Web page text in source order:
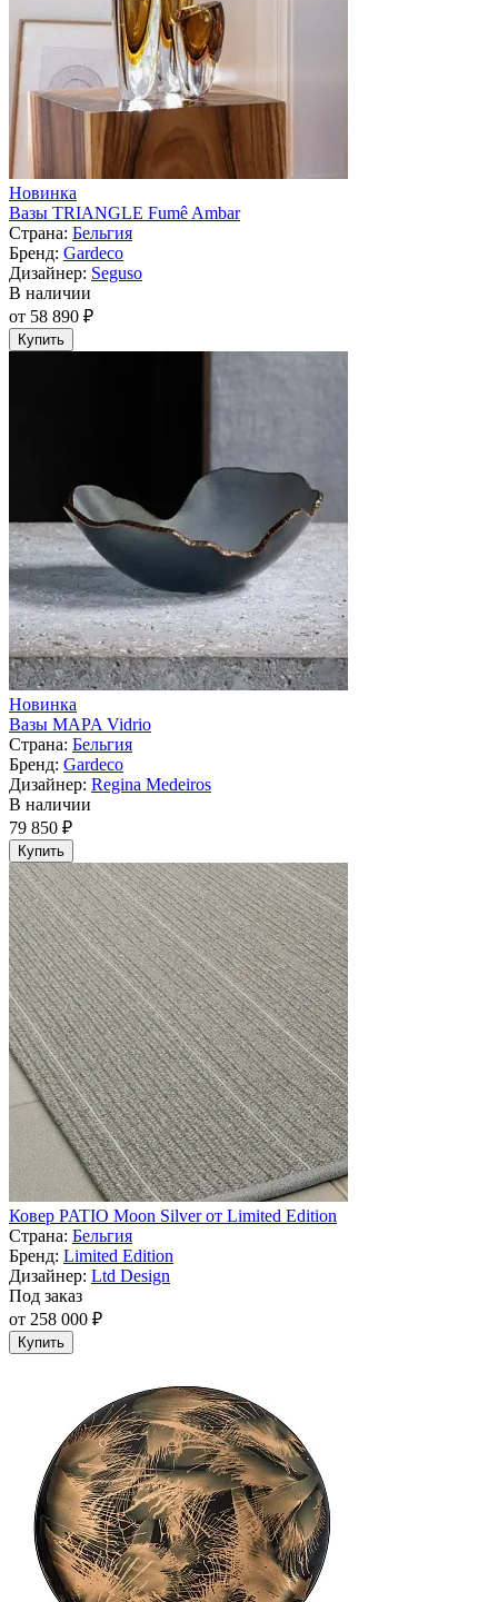
Новинка
Вазы TRIANGLE Fumê Ambar
Страна: Бельгия
Бренд: Gardeco
Дизайнер: Seguso
В наличии
от 58 890 ₽
Купить
Новинка
Вазы MAPA Vidrio
Страна: Бельгия
Бренд: Gardeco
Дизайнер: Regina Medeiros
В наличии
79 850 ₽
Купить
Ковер PATIO Moon Silver от Limited Edition
Страна: Бельгия
Бренд: Limited Edition
Дизайнер: Ltd Design
Под заказ
от 258 000 ₽
Купить